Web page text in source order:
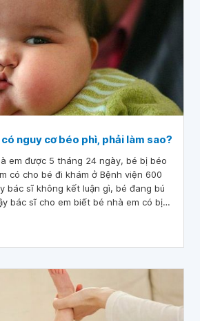
nguy cơ béo phì, phải làm sao?
em được 5 tháng 24 ngày, bé bị béo
có cho bé đi khám ở Bệnh viện 600
bác sĩ không kết luận gì, bé đang bú
bác sĩ cho em biết bé nhà em có bị